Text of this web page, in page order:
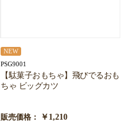
NEW
PSG9001
【駄菓子おもちゃ】飛びでるおも
ちゃ ビッグカツ
販売価格： ￥1,210